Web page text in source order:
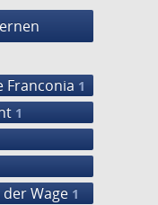
Franconia 1
1
Wage 1